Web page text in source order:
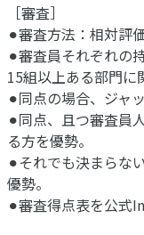
［審査］
⚫︎審査方法：相対
⚫︎審査員それぞれの
15組以上ある部門に
⚫︎同点の場合、ジャ
⚫︎同点、且つ審査員
る方を優勢。
⚫︎それでも決まらな
優勢。
⚫︎審査得点表を公式